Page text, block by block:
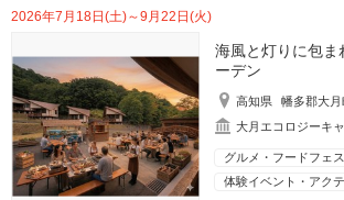
2026年7月18日(土)～9月22日(火)
海風と灯りに包
ーデン
高知県
幡多郡大月
大月エコロジーキ
グルメ・フードフェス
体験イベント・アク